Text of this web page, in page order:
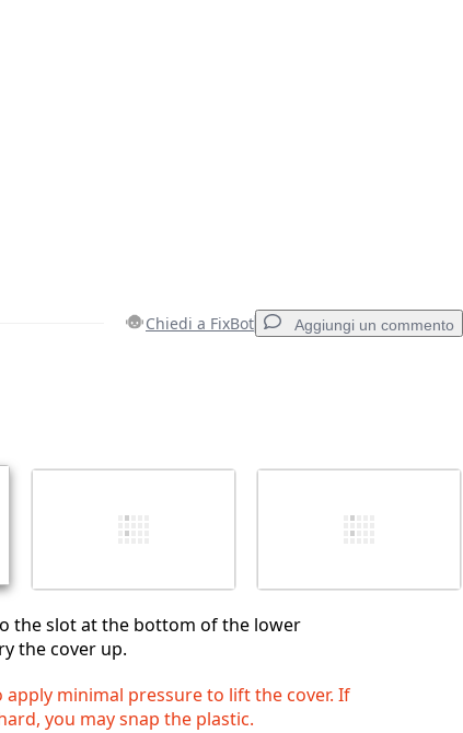
Chiedi a FixBot Aggiungi un commento
Pubblica commento
the slot at the bottom of the lower
the cover up.
apply minimal pressure to lift the cover. If
you may snap the plastic.